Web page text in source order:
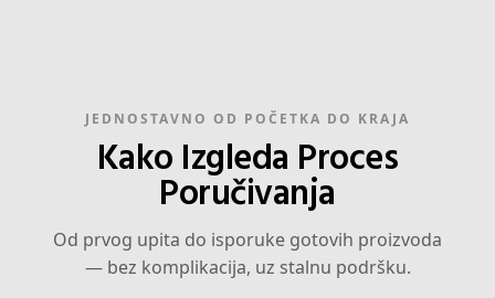
JEDNOSTAVNO OD POČETKA DO KRAJA
Kako Izgleda Proces
Poručivanja
Od prvog upita do isporuke gotovih proizvoda
— bez komplikacija, uz stalnu podršku.